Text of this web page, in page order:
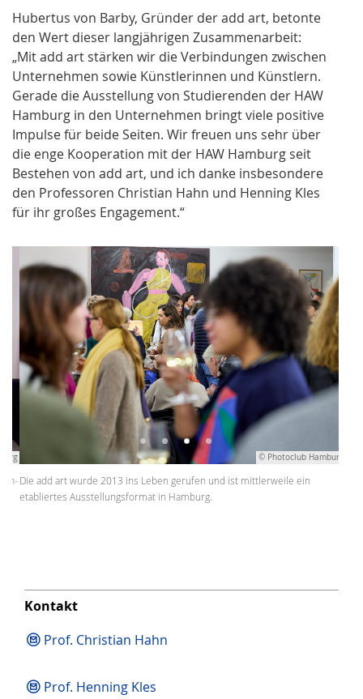
Hubertus von Barby, Gründer der add art, betonte
den Wert dieser langjährigen Zusammenarbeit:
„Mit add art stärken wir die Verbindungen zwischen
Unternehmen sowie Künstlerinnen und Künstlern.
Gerade die Ausstellung von Studierenden der HAW
Hamburg in den Unternehmen bringt viele positive
Impulse für beide Seiten. Wir freuen uns sehr über
die enge Kooperation mit der HAW Hamburg seit
Bestehen von add art, und ich danke insbesondere
den Professoren Christian Hahn und Henning Kles
für ihr großes Engagement.“
© Photoclub Hamburg
Die add art wurde 2013 ins Leben gerufen und ist mittlerweile ein
etabliertes Ausstellungsformat in Hamburg.
Kontakt
Prof. Christian Hahn
Prof. Henning Kles